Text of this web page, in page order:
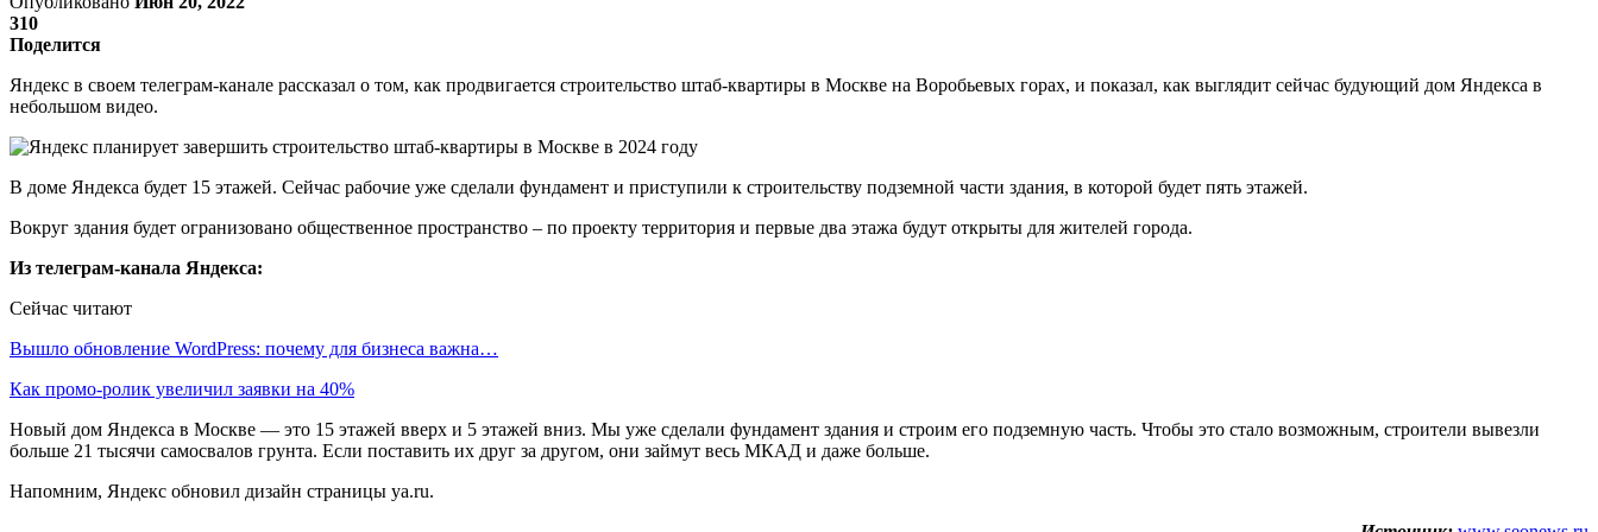
310
Поделится
Яндекс в своем телеграм-канале рассказал о том, как продвигается строительство штаб-квартиры в Москве на Воробьевых горах, и показал, как выглядит сейчас будующий дом Яндекса в
небольшом видео.
В доме Яндекса будет 15 этажей. Сейчас рабочие уже сделали фундамент и приступили к строительству подземной части здания, в которой будет пять этажей.
Вокруг здания будет огранизовано общественное пространство – по проекту территория и первые два этажа будут открыты для жителей города.
Из телеграм-канала Яндекса:
Сейчас читают
Вышло обновление WordPress: почему для бизнеса важна…
Как промо-ролик увеличил заявки на 40%
Новый дом Яндекса в Москве — это 15 этажей вверх и 5 этажей вниз. Мы уже сделали фундамент здания и строим его подземную часть. Чтобы это стало возможным, строители вывезли
больше 21 тысячи самосвалов грунта. Если поставить их друг за другом, они займут весь МКАД и даже больше.
Напомним, Яндекс обновил дизайн страницы ya.ru.